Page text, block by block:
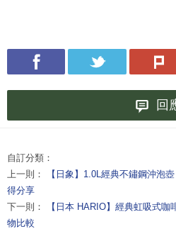
回
自訂分類：
上一則：
【日象】1.0L經典不鏽鋼沖泡
得分享
下一則：
【日本 HARIO】經典虹吸式
物比較